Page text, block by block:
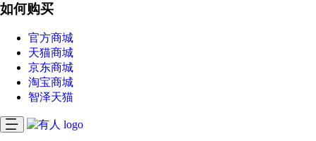
如何购买
官方商城
天猫商城
京东商城
淘宝商城
智泽天猫